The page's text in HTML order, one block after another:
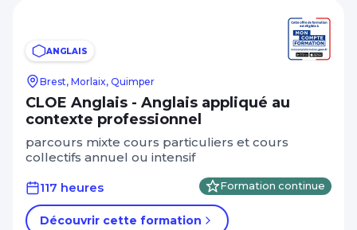
ANGLAIS
Brest, Morlaix, Quimper
CLOE Anglais - Anglais appliqué au
contexte professionnel
parcours mixte cours particuliers et cours
collectifs annuel ou intensif
117 heures
Formation continue
Découvrir cette formation